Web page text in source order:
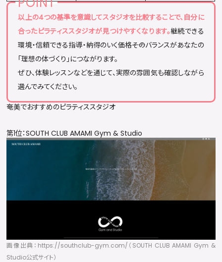
以上の4つの基準を意識してスタジオを比較することで、自分に
合ったピラティススタジオが見つけやすくなります。継続できる
環境・信頼できる指導・納得のいく価格――そのバランスがあなたの
「理想の体づくり」につながります。
ぜひ、体験レッスンなどを通じて、実際の雰囲気も確認しながら
選んでみてください。
奄美でおすすめのピラティススタジオ
第1位：SOUTH CLUB AMAMI Gym & Studio
画像出典：https://southclub-gym.com/（SOUTH CLUB AMAMI Gym &
Studio公式サイト）